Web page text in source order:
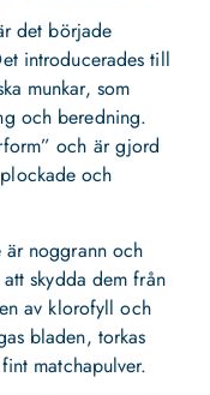
det började
introducerades till
munkar, som
och beredning.
och är gjord
och
är noggrann och
skydda dem från
av klorofyll och
bladen, torkas
matchapulver.